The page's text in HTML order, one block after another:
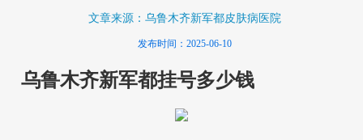
文章来源：乌鲁木齐新军都皮肤病医院
发布时间：2025-06-10
乌鲁木齐新军都挂号多少钱